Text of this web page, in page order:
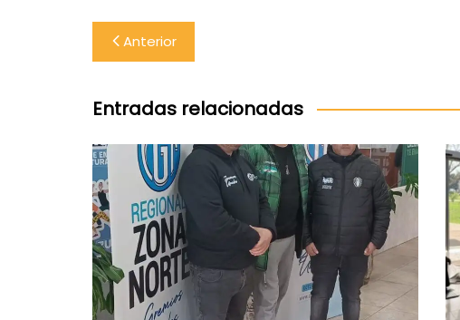
Navegación
de
entradas
Anterior
Entradas relacionadas